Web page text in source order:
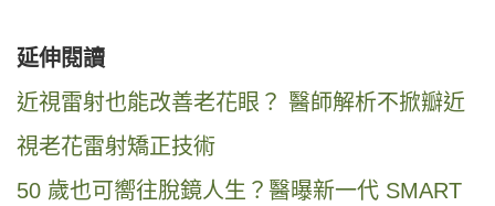
延伸閱讀
近視雷射也能改善老花眼？ 醫師解析不掀瓣近
視老花雷射矯正技術
50 歲也可嚮往脫鏡人生？醫曝新一代 SMART